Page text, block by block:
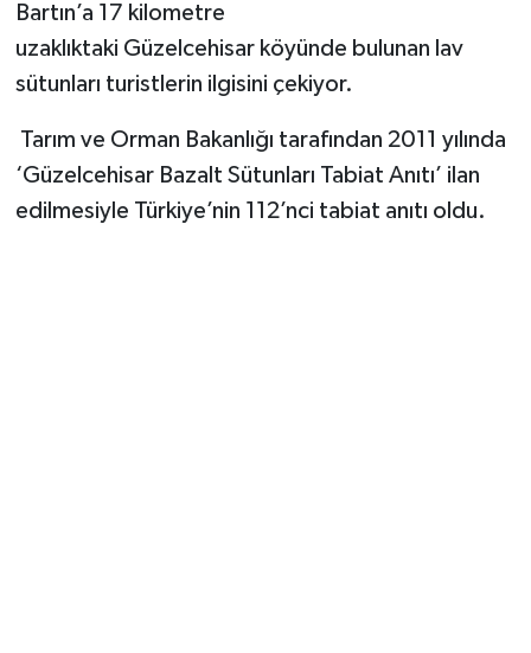
Bartın’a 17 kilometre
uzaklıktaki Güzelcehisar köyünde bulunan lav
sütunları turistlerin ilgisini çekiyor.
Tarım ve Orman Bakanlığı tarafından 2011 yılında
‘Güzelcehisar Bazalt Sütunları Tabiat Anıtı’ ilan
edilmesiyle Türkiye’nin 112’nci tabiat anıtı oldu.